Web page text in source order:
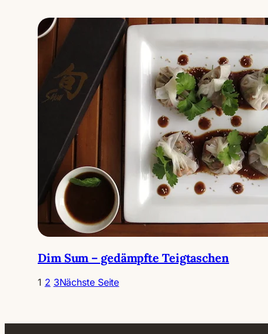
Dim Sum – gedämpfte Teigtaschen
1 2 3Nächste Seite